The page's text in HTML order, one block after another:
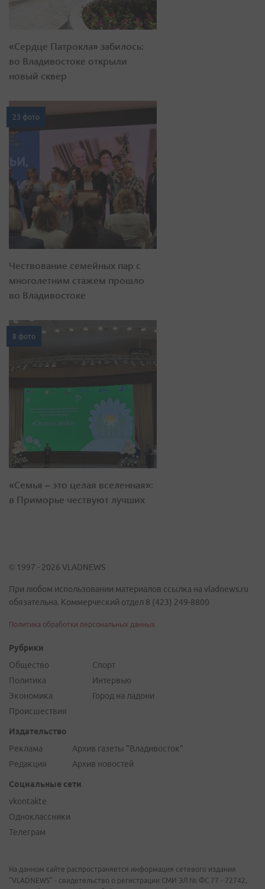
«Сердце Патрокла» забилось:
во Владивостоке открыли
новый сквер
23 фото
Чествование семейных пар с
многолетним стажем прошло
во Владивостоке
8 фото
«Семья – это целая вселенная»:
в Приморье чествуют лучших
© 1997 - 2026 VLADNEWS
При любом использовании материалов ссылка на vladnews.ru
обязательна. Коммерческий отдел 8 (423) 249-8800
Политика обработки персональных данных
Рубрики
Общество
Политика
Экономика
Происшествия
Спорт
Интервью
Город на ладони
Издательство
Реклама
Редакция
Архив газеты "Владивосток"
Архив новостей
Социальные сети
vkontakte
Одноклассники
Телеграм
На данном сайте распространяется информация сетевого издания
"VLADNEWS" - свидетельство о регистрации СМИ ЭЛ № ФС 77 - 72742,